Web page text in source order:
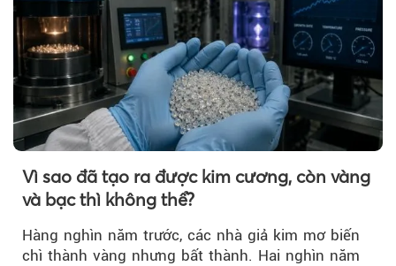
Vì sao đã tạo ra được kim cương, còn vàng
và bạc thì không thể?
Hàng nghìn năm trước, các nhà giả kim mơ biến
chì thành vàng nhưng bất thành. Hai nghìn năm